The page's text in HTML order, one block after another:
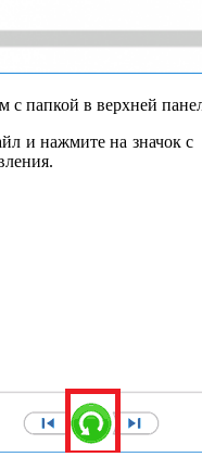
с папкой в верхней
и нажмите на значок с